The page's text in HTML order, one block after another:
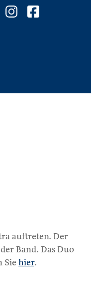
auftreten. Der
Band. Das Duo
Sie hier.